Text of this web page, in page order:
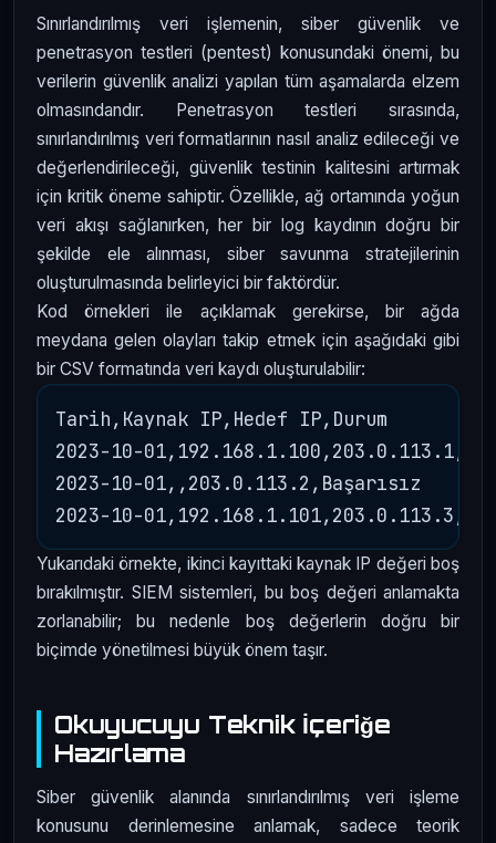
Sınırlandırılmış veri işlemenin, siber güvenlik ve
penetrasyon testleri (pentest) konusundaki önemi, bu
verilerin güvenlik analizi yapılan tüm aşamalarda elzem
olmasındandır. Penetrasyon testleri sırasında,
sınırlandırılmış veri formatlarının nasıl analiz edileceği ve
değerlendirileceği, güvenlik testinin kalitesini artırmak
için kritik öneme sahiptir. Özellikle, ağ ortamında yoğun
veri akışı sağlanırken, her bir log kaydının doğru bir
şekilde ele alınması, siber savunma stratejilerinin
oluşturulmasında belirleyici bir faktördür.
Kod örnekleri ile açıklamak gerekirse, bir ağda
meydana gelen olayları takip etmek için aşağıdaki gibi
bir CSV formatında veri kaydı oluşturulabilir:
Tarih,Kaynak IP,Hedef IP,Durum
2023-10-
2023-10-01,,203.0.113.2,Başarısız
Yukarıdaki örnekte, ikinci kayıttaki kaynak IP değeri boş
bırakılmıştır. SIEM sistemleri, bu boş değeri anlamakta
zorlanabilir; bu nedenle boş değerlerin doğru bir
biçimde yönetilmesi büyük önem taşır.
Okuyucuyu Teknik İçeriğe
Hazırlama
Siber güvenlik alanında sınırlandırılmış veri işleme
konusunu derinlemesine anlamak, sadece teorik